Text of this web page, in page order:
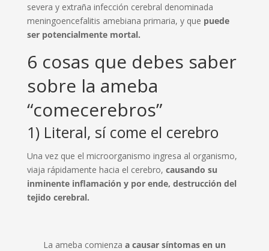
severa y extraña infección cerebral denominada
meningoencefalitis amebiana primaria, y que puede
ser potencialmente mortal.
6 cosas que debes saber
sobre la ameba
“comecerebros”
1) Literal, sí come el cerebro
Una vez que el microorganismo ingresa al organismo,
viaja rápidamente hacia el cerebro, causando su
inminente inflamación y por ende, destrucción del
tejido cerebral.
La ameba comienza a causar síntomas en un